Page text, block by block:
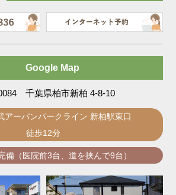
Google Map
千葉県柏市新柏 4-8-10
アーバンパークライン 新柏駅東口
徒歩12分
備（医院前3台、道を挟んで9台）